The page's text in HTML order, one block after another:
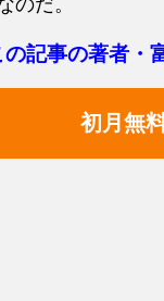
の記事の著者・
初月無